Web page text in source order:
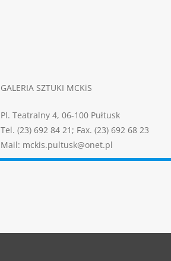
GALERIA SZTUKI MCKiS
Pl. Teatralny 4, 06-100 Pułtusk
Tel. (23) 692 84 21; Fax. (23) 692 68 23
Mail: mckis.pultusk@onet.pl